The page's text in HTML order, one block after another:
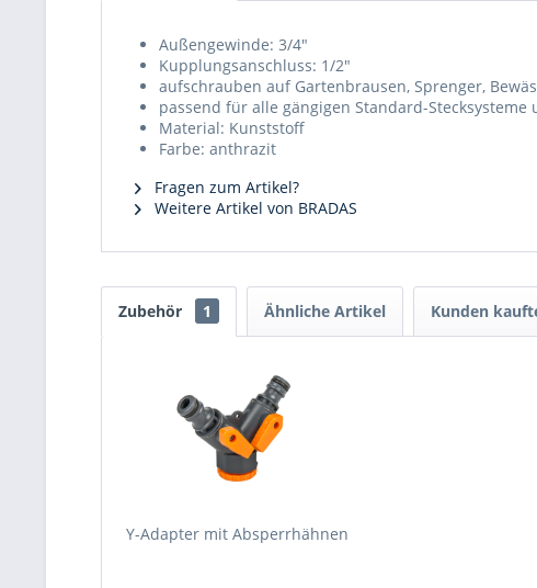
Außengewinde: 3/4"
Kupplungsanschluss: 1/2"
aufschrauben auf Gartenbrausen, Sprenger,
passend für alle gängigen Standard-
Material: Kunststoff
Farbe: anthrazit
Fragen zum Artikel?
Weitere Artikel von BRADAS
Zubehör 1 Ähnliche Artikel Kunden
Y-Adapter mit Absperrhähnen